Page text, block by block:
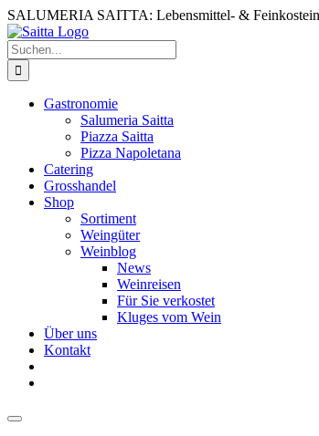
Zum
Inhalt
springen
SALUMERIA SAITTA: Lebensmittel- &
Suche
nach:
Gastronomie
Salumeria Saitta
Piazza Saitta
Pizza Napoletana
Catering
Grosshandel
Shop
Sortiment
Weingüter
Weinblog
News
Weinreisen
Für Sie verkostet
Kluges vom Wein
Über uns
Kontakt